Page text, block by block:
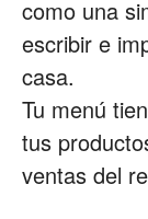
como una
escribir e
casa.
Tu menú
tus
ventas del